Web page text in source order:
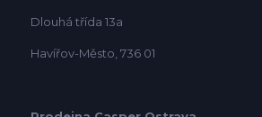
Dlouhá třída 13a
Havířov-Město, 736 01